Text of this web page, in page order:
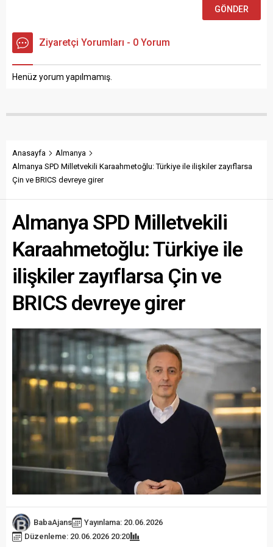
Ziyaretçi Yorumları - 0 Yorum
Henüz yorum yapılmamış.
Anasayfa
Almanya
Almanya SPD Milletvekili Karaahmetoğlu: Türkiye ile ilişkiler zayıflarsa
Çin ve BRICS devreye girer
Almanya SPD Milletvekili
Karaahmetoğlu: Türkiye ile
ilişkiler zayıflarsa Çin ve
BRICS devreye girer
BabaAjans
Yayınlama: 20.06.2026
Düzenleme: 20.06.2026 20:20